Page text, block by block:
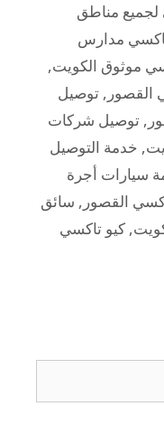
مناطق
مدارس
موثوق الكويت,
القصور , توصيل
, توصيل شركات
, خدمة التوصيل
سيارات أجرة
القصور , سائق
, كيو تاكسي